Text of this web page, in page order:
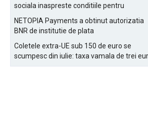
sociala inaspreste conditiile pentru
NETOPIA Payments a obtinut autorizatia
BNR de institutie de plata
Coletele extra-UE sub 150 de euro se
scumpesc din iulie: taxa vamala de trei
pe articol, adaugata la taxa logistica